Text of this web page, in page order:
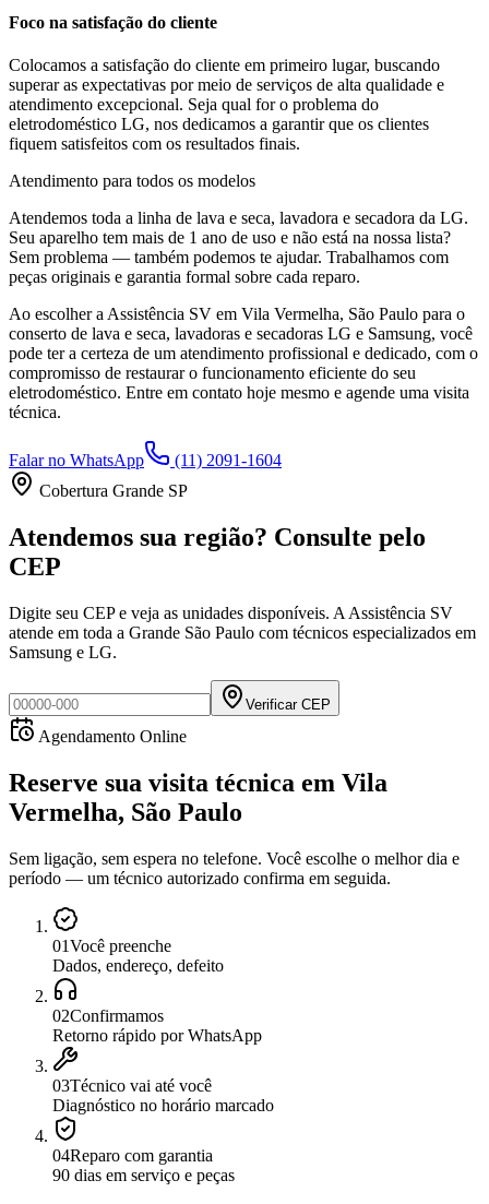
Foco na satisfação do cliente
Colocamos a satisfação do cliente em primeiro lugar, buscando
superar as expectativas por meio de serviços de alta qualidade e
atendimento excepcional. Seja qual for o problema do
eletrodoméstico LG, nos dedicamos a garantir que os clientes
fiquem satisfeitos com os resultados finais.
Atendimento para todos os modelos
Atendemos toda a linha de lava e seca, lavadora e secadora da LG.
Seu aparelho tem mais de 1 ano de uso e não está na nossa lista?
Sem problema — também podemos te ajudar. Trabalhamos com
peças originais e garantia formal sobre cada reparo.
Ao escolher a Assistência SV em Vila Vermelha, São Paulo para o
conserto de lava e seca, lavadoras e secadoras LG e Samsung, você
pode ter a certeza de um atendimento profissional e dedicado, com o
compromisso de restaurar o funcionamento eficiente do seu
eletrodoméstico. Entre em contato hoje mesmo e agende uma visita
técnica.
Falar no WhatsApp
(11) 2091-1604
Cobertura Grande SP
Atendemos sua região? Consulte pelo
CEP
Digite seu CEP e veja as unidades disponíveis. A Assistência SV
atende em toda a Grande São Paulo com técnicos especializados em
Samsung e LG.
Verificar CEP
Agendamento Online
Reserve sua visita técnica em Vila
Vermelha, São Paulo
Sem ligação, sem espera no telefone. Você escolhe o melhor dia e
período — um técnico autorizado confirma em seguida.
01Você preenche
Dados, endereço, defeito
02Confirmamos
Retorno rápido por WhatsApp
03Técnico vai até você
Diagnóstico no horário marcado
04Reparo com garantia
90 dias em serviço e peças